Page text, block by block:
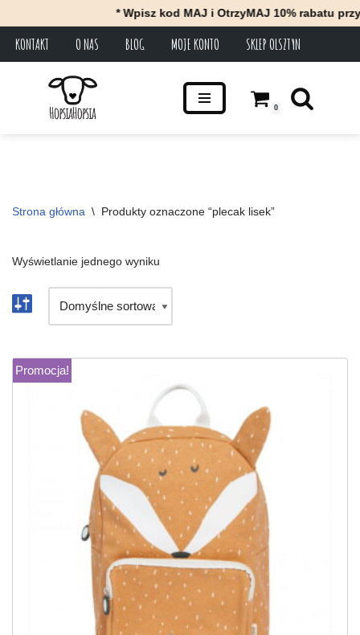
* Wpisz kod MAJ i OtrzyMAJ 10% rabatu
KONTAKT O NAS BLOG MOJE KONTO SKLEP OLSZTYN
0
Strona główna \ Produkty oznaczone “plecak lisek”
Wyświetlanie jednego wyniku
Promocja!